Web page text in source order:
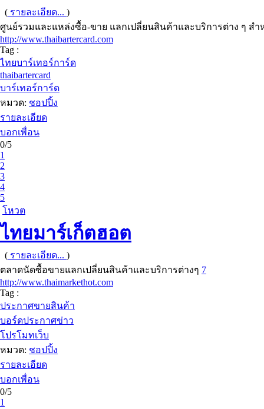
( รายละเอียด... )
ศูนย์รวมและแหล่งซื้อ-ขาย แลกเปลี่ยนสินค้าและบริการต่าง ๆ ส
http://www.thaibartercard.com
Tag :
ไทยบาร์เทอร์การ์ด
thaibartercard
บาร์เทอร์การ์ด
หมวด: ชอปปิ้ง
รายละเอียด
บอกเพื่อน
0/5
1
2
3
4
5
โหวต
ไทยมาร์เก็ตฮอต
( รายละเอียด... )
ตลาดนัดซื้อขายแลกเปลี่ยนสินค้าและบริการต่างๆ 7
http://www.thaimarkethot.com
Tag :
ประกาศขายสินค้า
บอร์ดประกาศข่าว
โปรโมทเว็บ
หมวด: ชอปปิ้ง
รายละเอียด
บอกเพื่อน
0/5
1